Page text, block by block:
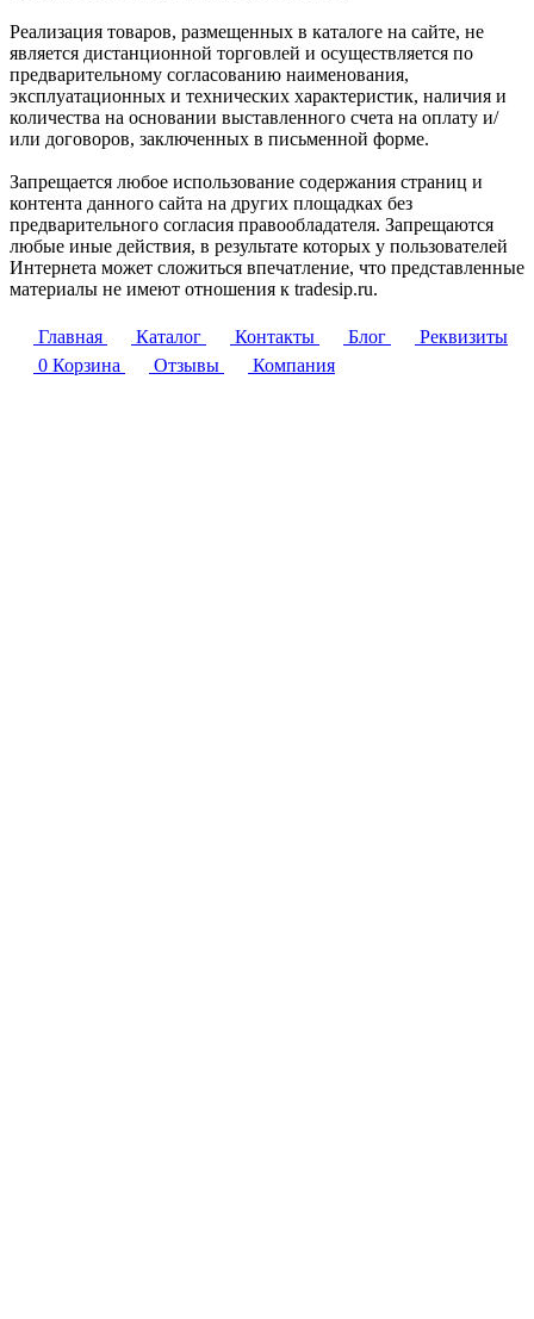
Реализация товаров, размещенных в каталоге на сайте, не
является дистанционной торговлей и осуществляется по
предварительному согласованию наименования,
эксплуатационных и технических характеристик, наличия и
количества на основании выставленного счета на оплату и/
или договоров, заключенных в письменной форме.
Запрещается любое использование содержания страниц и
контента данного сайта на других площадках без
предварительного согласия правообладателя. Запрещаются
любые иные действия, в результате которых у пользователей
Интернета может сложиться впечатление, что представленные
материалы не имеют отношения к tradesip.ru.
Главная Каталог Контакты Блог
Реквизиты
0 Корзина Отзывы Компания